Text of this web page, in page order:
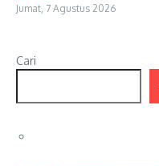
Jumat, 7 Agustus 2026
Cari